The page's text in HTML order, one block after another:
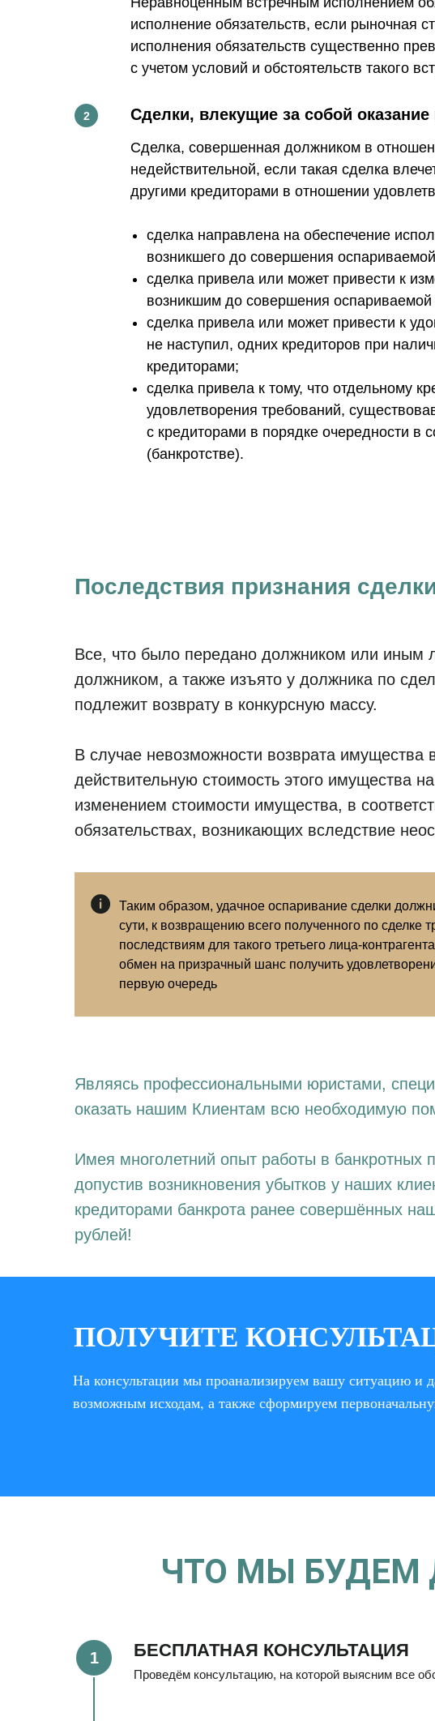
исполнение обязательств, если рыночная
исполнения обязательств существенно
с учетом условий и обстоятельств такого
Сделки, влекущие за собой
Сделка, совершенная должником в
недействительной, если такая сделка
другими кредиторами в отношении
сделка направлена на обеспечение
возникшего до совершения
сделка привела или может привести к
возникшим до совершения оспариваемой
сделка привела или может привести к
не наступил, одних кредиторов при
кредиторами;
сделка привела к тому, что отдельному
удовлетворения требований,
с кредиторами в порядке очередности в
(банкротстве).
Последствия признания
Все, что было передано должником или иным
должником, а также изъято у должника по
подлежит возврату в конкурсную массу.
В случае невозможности возврата имущества
действительную стоимость этого имущества
изменением стоимости имущества, в
обязательствах, возникающих вследствие
Таким образом, удачное оспаривание сделки
сути, к возвращению всего полученного по сделке
последствиям для такого третьего лица-
обмен на призрачный шанс получить
первую очередь
Являясь профессиональными юристами,
оказать нашим Клиентам всю необходимую
Имея многолетний опыт работы в
допустив возникновения убытков у наших
кредиторами банкрота ранее совершённых
рублей!
ПОЛУЧИТЕ
На консультации мы проанализируем вашу ситуацию и
возможным исходам, а также сформируем
ЧТО МЫ БУДЕМ
БЕСПЛАТНАЯ КОНСУЛЬТАЦИЯ
Проведём консультацию, на которой выясним все